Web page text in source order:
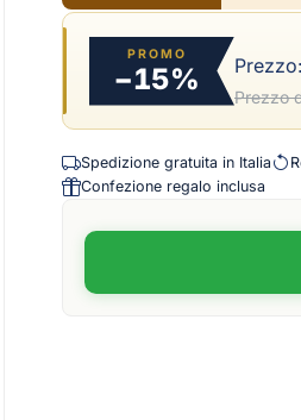
PROMO
−15% Prezzo:
Prezzo
Spedizione gratuita in Italia
Confezione regalo inclusa